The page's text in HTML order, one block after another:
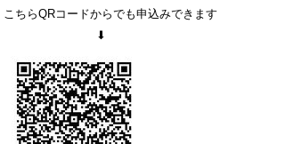
こちらQRコードからでも申込みできます
⬇